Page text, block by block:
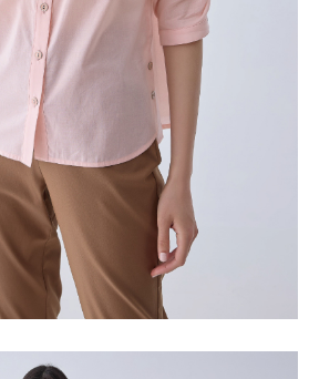
Jika terdapat situasi "pindah untuk
lulus, ini menunjukkan bahawa sistem
tiada penjelasan mengenai kandungan
】
digabungkan dalam bil telekomunikasi,
akan menghantar SMS peringatan
penyelesaian bulanan.
membuka bil, anda boleh memilih untuk
kedai serbaneka / Kedai rasmi Taiwan
Pembayaran J街口 / iPASS MONEY" dan
oleh "Taiwan Mobile Co., Ltd." untuk
dan kedai akan menyerahkan hak
kepada syarikat ini untuk membayar bil